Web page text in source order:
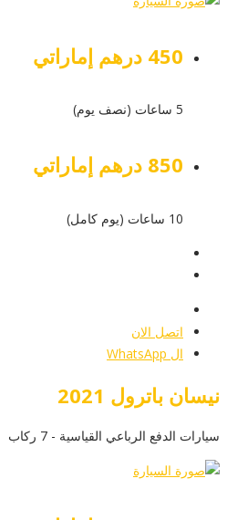
450 درهم إماراتي
5 ساعات (نصف يوم)
850 درهم إماراتي
10 ساعات (يوم كامل)
اتصل الان
ال WhatsApp
نيسان باترول 2021
سيارات الدفع الرباعي القياسية - 7 ركاب